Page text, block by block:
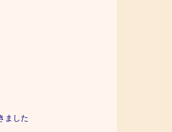
ました